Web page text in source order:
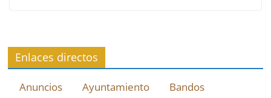
Enlaces directos
Anuncios Ayuntamiento
Bandos